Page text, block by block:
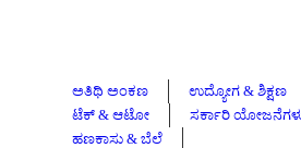
ಅತಿಥಿ ಅಂಕಣ ಉದ್ಯೋಗ & ಶಿಕ್ಷಣ
ಟೆಕ್ & ಆಟೋ
ಸರ್ಕಾರಿ
ಹಣಕಾಸು & ಬೆಲೆ